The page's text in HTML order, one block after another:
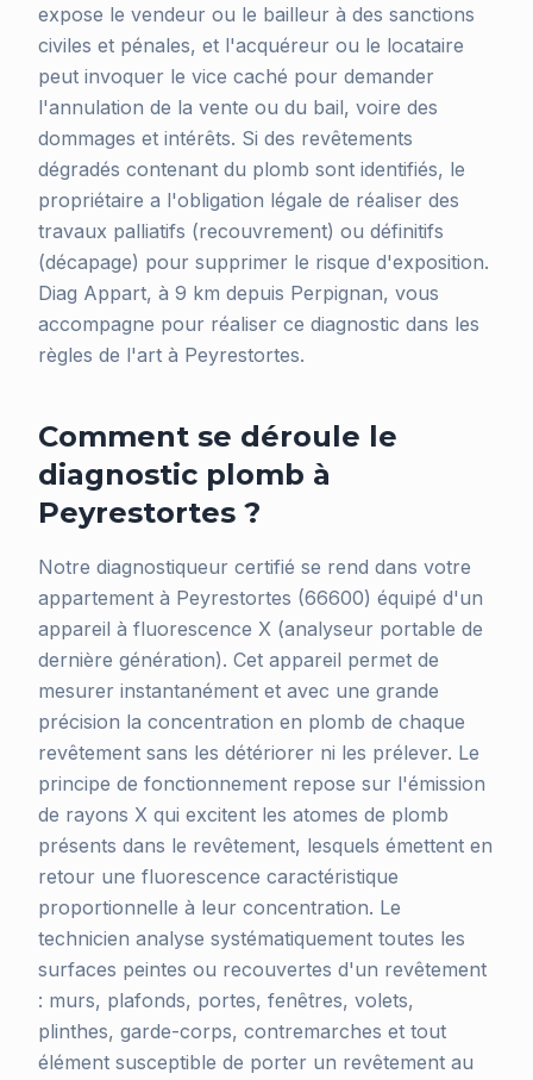
expose le vendeur ou le bailleur à des sanctions
civiles et pénales, et l'acquéreur ou le locataire
peut invoquer le vice caché pour demander
l'annulation de la vente ou du bail, voire des
dommages et intérêts. Si des revêtements
dégradés contenant du plomb sont identifiés, le
propriétaire a l'obligation légale de réaliser des
travaux palliatifs (recouvrement) ou définitifs
(décapage) pour supprimer le risque d'exposition.
Diag Appart, à 9 km depuis Perpignan, vous
accompagne pour réaliser ce diagnostic dans les
règles de l'art à Peyrestortes.
Comment se déroule le
diagnostic plomb à
Peyrestortes ?
Notre diagnostiqueur certifié se rend dans votre
appartement à Peyrestortes (66600) équipé d'un
appareil à fluorescence X (analyseur portable de
dernière génération). Cet appareil permet de
mesurer instantanément et avec une grande
précision la concentration en plomb de chaque
revêtement sans les détériorer ni les prélever. Le
principe de fonctionnement repose sur l'émission
de rayons X qui excitent les atomes de plomb
présents dans le revêtement, lesquels émettent en
retour une fluorescence caractéristique
proportionnelle à leur concentration. Le
technicien analyse systématiquement toutes les
surfaces peintes ou recouvertes d'un revêtement
: murs, plafonds, portes, fenêtres, volets,
plinthes, garde-corps, contremarches et tout
élément susceptible de porter un revêtement au